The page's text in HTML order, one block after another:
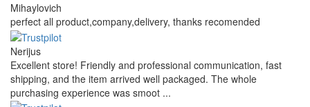
Mihaylovich
perfect all product,company,delivery, thanks recomended
Nerijus
Excellent store! Friendly and professional communication, fast
shipping, and the item arrived well packaged. The whole
purchasing experience was smoot ...